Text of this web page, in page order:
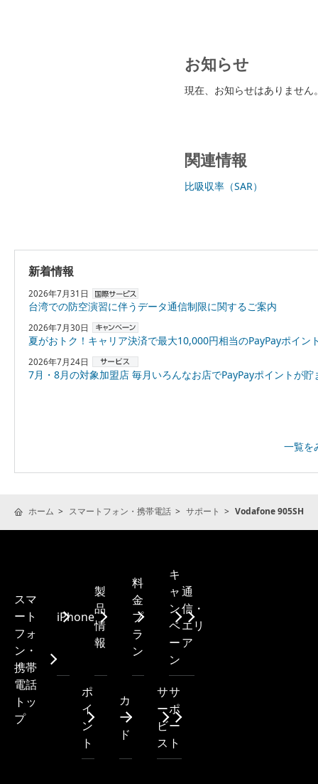
お知らせ
現在、お知らせはありません
関連情報
比吸収率（SAR）
新着情報
2026年7月31日
台湾での防空演習に伴うデータ通信制限に関するご案内
2026年7月30日
夏がおトク！キャリア決済で最大10,000円相当のPayPayポイントプレゼント
2026年7月24日
7月・8月の対象加盟店 毎月いろんなお店でPayPayポイントが貯まる！「スーパーPayPayクーポ
一覧を
ホーム スマートフォン・携帯電話 サポート Vodafone 905SH
スマ
ート
フォ
ン・
携帯
電話
トッ
プ
iPhone
製
品
情
報
料
金
プ
ラ
ン
キ
ャ
ン
ペ
ー
ン
通
信・
エリ
ア
ポ
イ
ン
ト
カ
ー
ド
サ
ー
ビ
ス
サ
ポ
ー
ト